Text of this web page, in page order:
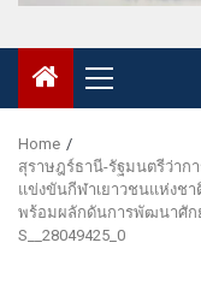
Primary
Menu
Home
สุราษฎร์ธานี-รัฐมนตรีว่าก
แข่งขันกีฬาเยาวชนแห่งชา
พร้อมผลักดันการพัฒนาศัก
S__28049425_0